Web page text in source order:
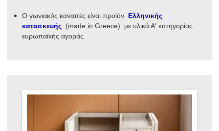
Ο γωνιακός καναπές είναι προϊόν Ελληνικής
κατασκευής (made in Greece) με υλικά Α' κατηγορίας
ευρωπαϊκής αγοράς.